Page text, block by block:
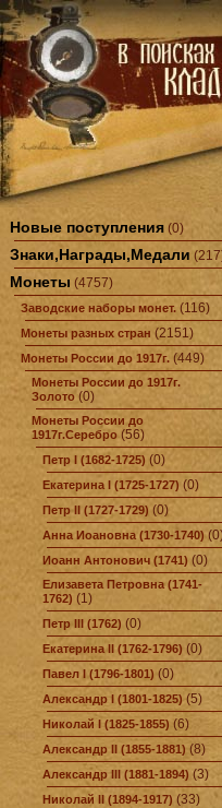
Новые поступления (0)
Знаки,Награды,Медали
Монеты (4757)
Заводские наборы монет. (116)
Монеты разных стран (2151)
Монеты России до 1917г. (449)
Монеты России до 1917г.
Золото(0)
Монеты России до
1917г.Серебро (56)
Петр I (1682-1725) (0)
Екатерина I (1725-1727) (0)
Петр II (1727-1729) (0)
Анна Иоановна (1730-1740)
Иоанн Антонович (1741) (0)
Елизавета Петровна (1741-
1762) (1)
Петр III (1762) (0)
Екатерина II (1762-1796) (0)
Павел I (1796-1801) (0)
Александр I (1801-1825)(5)
Николай I (1825-1855) (6)
Александр II (1855-1881) (8)
Александр III (1881-1894) (3)
Николай II (1894-1917) (33)